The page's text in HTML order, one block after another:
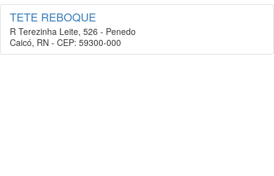
TETE REBOQUE
R Terezinha Leite, 526 - Penedo
Caicó, RN - CEP: 59300-000